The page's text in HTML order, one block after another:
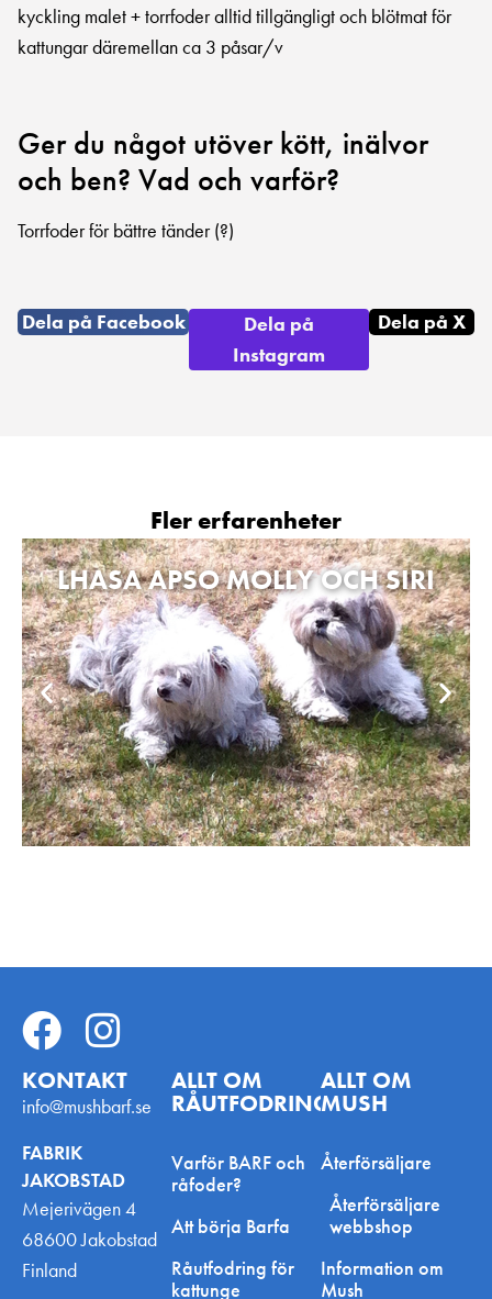
kyckling malet + torrfoder alltid tillgängligt och blötmat för
kattungar däremellan ca 3 påsar/v
Ger du något utöver kött, inälvor
och ben? Vad och varför?
Torrfoder för bättre tänder (?)
Dela på Facebook
Dela på
Instagram
Dela på X
Fler erfarenheter
LHASA APSO MOLLY OCH SIRI
KONTAKT
info@mushbarf.se
FABRIK
JAKOBSTAD
Mejerivägen 4
68600 Jakobstad
Finland
ALLT OM
RÅUTFODRING
Varför BARF och
råfoder?
Att börja Barfa
Råutfodring för
kattunge
ALLT OM
MUSH
Återförsäljare
Återförsäljare
webbshop
Information om
Mush